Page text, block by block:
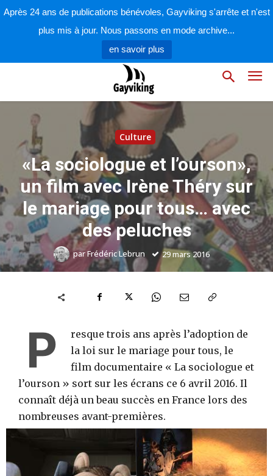
Après 24 ans de publications bénévoles, Gayviking s'arrête et n'est
plus mis à jour. Nous passons en mode archive...
en savoir plus
Culture
«La sociologue et l’ourson»,
un film avec Irène Théry sur
le mariage pour tous… avec
des peluches
parFrédéric Lebrun 29 mars 2016
P
resque trois ans après l’adoption de
la loi sur le mariage pour tous, le
film documentaire « La sociologue et
l’ourson » sort sur les écrans ce 6 avril 2016. Il
connaît déjà un beau succès en France lors des
nombreuses avant-premières.